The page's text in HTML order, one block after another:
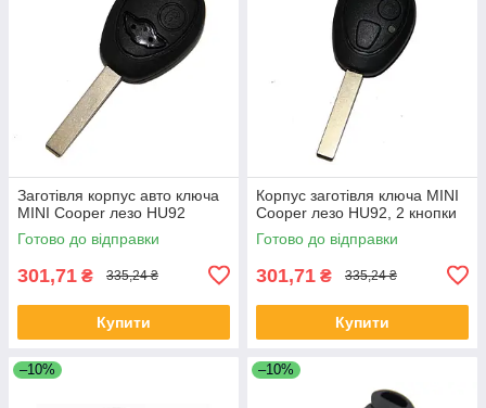
Заготівля корпус авто ключа
MINI Cooper лезо HU92
Готово до відправки
301,71 ₴ 335,24 ₴
Купити
Корпус заготівля ключа MINI
Cooper лезо HU92, 2 кнопки
Готово до відправки
301,71 ₴ 335,24 ₴
Купити
–10% –10%